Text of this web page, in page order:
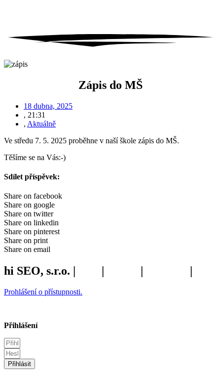
Zápis do MŠ
18 dubna, 2025
, 21:31
, Aktuálně
Ve středu 7. 5. 2025 proběhne v naší škole zápis do MŠ.
Těšíme se na Vás:-)
Sdílet příspěvek:
Share on facebook
Share on google
Share on twitter
Share on linkedin
Share on pinterest
Share on print
Share on email
hi SEO, s.r.o. |
Prohlášení o přístupnosti.
Přihlášení
Přihlásit